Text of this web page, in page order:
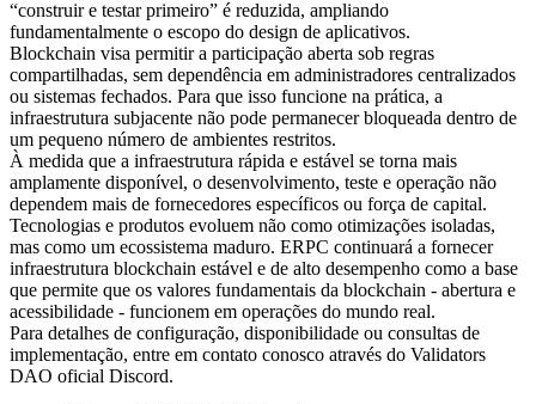
“construir e testar primeiro” é reduzida, ampliando
fundamentalmente o escopo do design de aplicativos.
Blockchain visa permitir a participação aberta sob regras
compartilhadas, sem dependência em administradores centralizados
ou sistemas fechados. Para que isso funcione na prática, a
infraestrutura subjacente não pode permanecer bloqueada dentro de
um pequeno número de ambientes restritos.
À medida que a infraestrutura rápida e estável se torna mais
amplamente disponível, o desenvolvimento, teste e operação não
dependem mais de fornecedores específicos ou força de capital.
Tecnologias e produtos evoluem não como otimizações isoladas,
mas como um ecossistema maduro. ERPC continuará a fornecer
infraestrutura blockchain estável e de alto desempenho como a base
que permite que os valores fundamentais da blockchain - abertura e
acessibilidade - funcionem em operações do mundo real.
Para detalhes de configuração, disponibilidade ou consultas de
implementação, entre em contato conosco através do Validators
DAO oficial Discord.